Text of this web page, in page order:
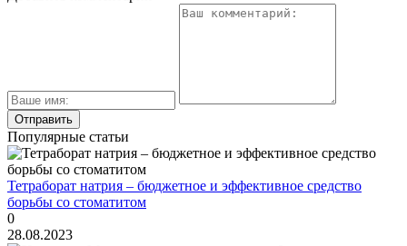
Популярные статьи
Тетраборат натрия – бюджетное и эффективное средство
борьбы со стоматитом
0
28.08.2023